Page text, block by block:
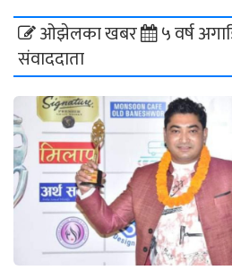
ओझेलका खबर
संवाददाता
५ वर्ष